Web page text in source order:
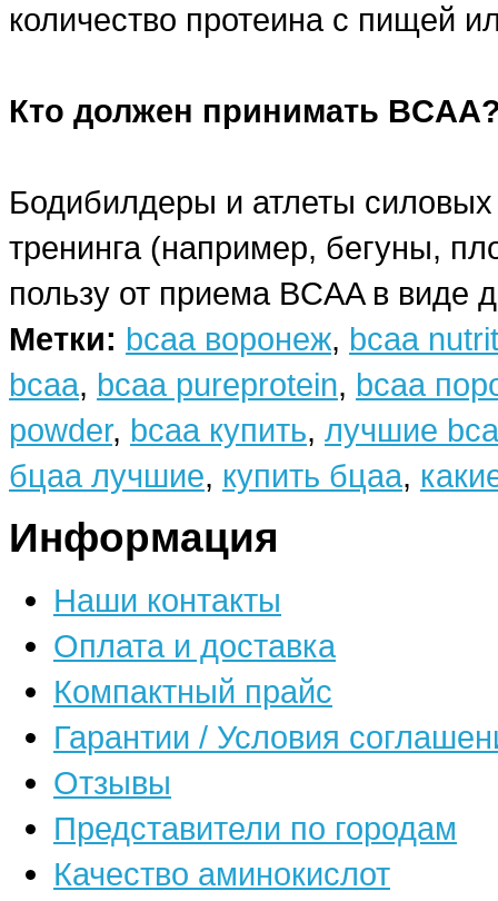
количество протеина с пищей
Кто должен принимать
Бодибилдеры и атлеты силовых
тренинга (например, бегуны,
пользу от приема BCAA в виде
Метки: bcaa воронеж, bcaa
bcaa, bcaa pureprotein, bcaa
powder, bcaa купить, лучшие
бцаа лучшие, купить бцаа,
Информация
Наши контакты
Оплата и доставка
Компактный прайс
Гарантии / Условия
Отзывы
Представители по городам
Качество аминокислот